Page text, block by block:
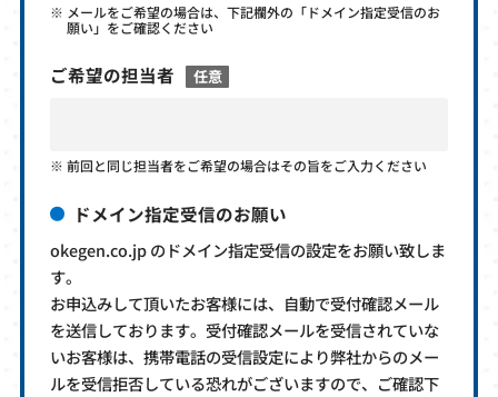
メールをご希望の場合は、下記欄外の「ドメイン指定受信のお
願い」をご確認ください
ご希望の担当者 任意
前回と同じ担当者をご希望の場合はその旨をご入力ください
ドメイン指定受信のお願い
okegen.co.jp のドメイン指定受信の設定をお願い致しま
す。
お申込みして頂いたお客様には、自動で受付確認メール
を送信しております。受付確認メールを受信されていな
いお客様は、携帯電話の受信設定により弊社からのメー
ルを受信拒否している恐れがございますので、ご確認下